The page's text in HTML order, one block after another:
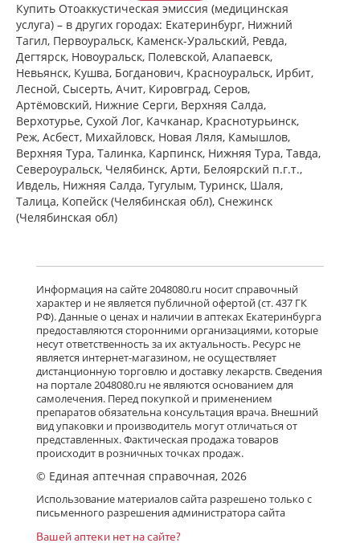
Купить Отоаккустическая эмиссия (медицинская
услуга) – в других городах: Екатеринбург, Нижний
Тагил, Первоуральск, Каменск-Уральский, Ревда,
Дегтярск, Новоуральск, Полевской, Алапаевск,
Невьянск, Кушва, Богданович, Красноуральск, Ирбит,
Лесной, Сысерть, Ачит, Кировград, Серов,
Артёмовский, Нижние Cерги, Верхняя Салда,
Верхотурье, Сухой Лог, Качканар, Краснотурьинск,
Реж, Асбест, Михайловск, Новая Ляля, Камышлов,
Верхняя Тура, Талинка, Карпинск, Нижняя Тура, Тавда,
Североуральск, Челябинск, Арти, Белоярский п.г.т.,
Ивдель, Нижняя Салда, Тугулым, Туринск, Шаля,
Талица, Копейск (Челябинская обл), Снежинск
(Челябинская обл)
Информация на сайте 2048080.ru носит справочный
характер и не является публичной офертой (ст. 437 ГК
РФ). Данные о ценах и наличии в аптеках Екатеринбурга
предоставляются сторонними организациями, которые
несут ответственность за их актуальность. Ресурс не
является интернет-магазином, не осуществляет
дистанционную торговлю и доставку лекарств. Сведения
на портале 2048080.ru не являются основанием для
самолечения. Перед покупкой и применением
препаратов обязательна консультация врача. Внешний
вид упаковки и производитель могут отличаться от
представленных. Фактическая продажа товаров
происходит в розничных точках продаж.
© Единая аптечная справочная, 2026
Использование материалов сайта разрешено только с
письменного разрешения администратора сайта
Вашей аптеки нет на сайте?